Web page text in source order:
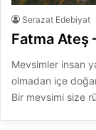
Serazat Edebiyat
Fatma Ateş
Mevsimler insan
olmadan içe
Bir mevsimi size